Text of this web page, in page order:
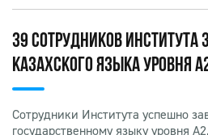
39 СОТРУДНИКОВ ИНСТИТУТА
КАЗАХСКОГО ЯЗЫКА УРОВНЯ
Сотрудники Института успешно
государственному языку уровня